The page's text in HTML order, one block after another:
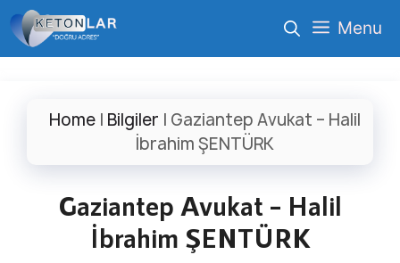
İçeriğe
atla
Menu
Home| Bilgiler | Gaziantep Avukat – Halil
İbrahim ŞENTÜRK
Gaziantep Avukat – Halil
İbrahim ŞENTÜRK